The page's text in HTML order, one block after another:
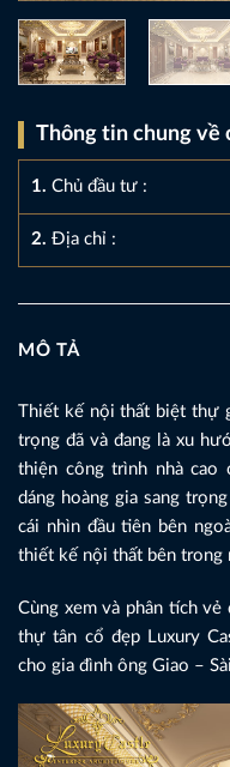
Thông tin chung về
1. Chủ đầu tư :
2. Địa chỉ :
MÔ TẢ
Thiết kế nội thất biệt thự
trọng đã và đang là xu
thiện công trình nhà cao
dáng hoàng gia sang
cái nhìn đầu tiên bên
thiết kế nội thất bên trong
Cùng xem và phân tích vẻ
thự tân cổ đẹp Luxury
cho gia đình ông Giao –